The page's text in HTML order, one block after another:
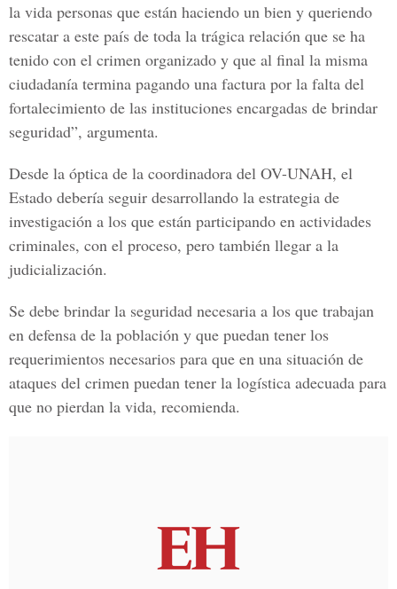
la vida personas que están haciendo un bien y queriendo
rescatar a este país de toda la trágica relación que se ha
tenido con el crimen organizado y que al final la misma
ciudadanía termina pagando una factura por la falta del
fortalecimiento de las instituciones encargadas de brindar
seguridad”, argumenta.
Desde la óptica de la coordinadora del OV-UNAH, el
Estado debería seguir desarrollando la estrategia de
investigación a los que están participando en actividades
criminales, con el proceso, pero también llegar a la
judicialización.
Se debe brindar la seguridad necesaria a los que trabajan
en defensa de la población y que puedan tener los
requerimientos necesarios para que en una situación de
ataques del crimen puedan tener la logística adecuada para
que no pierdan la vida, recomienda.